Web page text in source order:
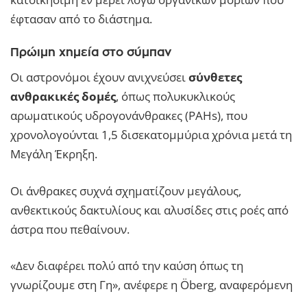
έφτασαν από το διάστημα.
Πρώιμη χημεία στο σύμπαν
Οι αστρονόμοι έχουν ανιχνεύσεισύνθετες
ανθρακικές δομές, όπως πολυκυκλικούς
αρωματικούς υδρογονάνθρακες (PAHs), που
χρονολογούνται 1,5 δισεκατομμύρια χρόνια μετά τη
Μεγάλη Έκρηξη.
Οι άνθρακες συχνά σχηματίζουν μεγάλους,
ανθεκτικούς δακτυλίους και αλυσίδες στις ροές από
άστρα που πεθαίνουν.
«Δεν διαφέρει πολύ από την καύση όπως τη
γνωρίζουμε στη Γη», ανέφερε η Öberg, αναφερόμενη